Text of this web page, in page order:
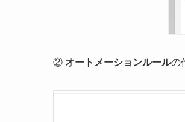
② オートメーションルールの